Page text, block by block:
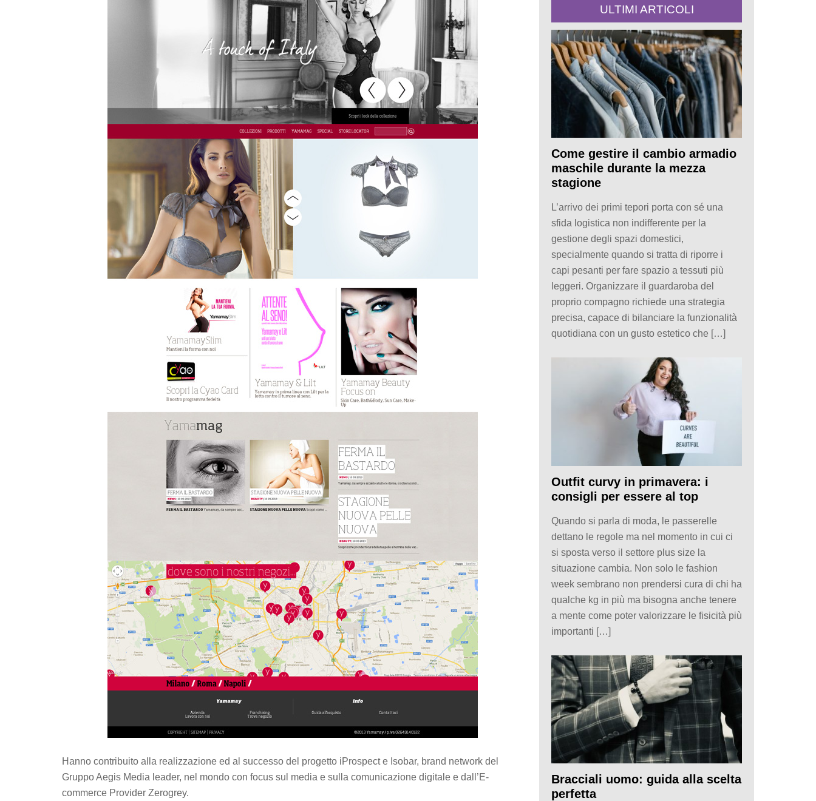
Hanno contribuito alla realizzazione ed al successo del progetto iProspect e Isobar, brand network del
Gruppo Aegis Media leader, nel mondo con focus sul media e sulla comunicazione digitale e dall’E-
commerce Provider Zerogrey.
ULTIMI ARTICOLI
Come gestire il cambio armadio
maschile durante la mezza
stagione
L’arrivo dei primi tepori porta con sé una
sfida logistica non indifferente per la
gestione degli spazi domestici,
specialmente quando si tratta di riporre i
capi pesanti per fare spazio a tessuti più
leggeri. Organizzare il guardaroba del
proprio compagno richiede una strategia
precisa, capace di bilanciare la funzionalità
quotidiana con un gusto estetico che […]
Outfit curvy in primavera: i
consigli per essere al top
Quando si parla di moda, le passerelle
dettano le regole ma nel momento in cui ci
si sposta verso il settore plus size la
situazione cambia. Non solo le fashion
week sembrano non prendersi cura di chi ha
qualche kg in più ma bisogna anche tenere
a mente come poter valorizzare le fisicità più
importanti […]
Bracciali uomo: guida alla scelta
perfetta